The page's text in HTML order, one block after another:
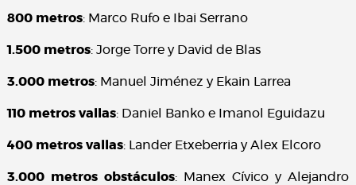
800 metros: Marco Rufo e Ibai Serrano
1.500 metros: Jorge Torre y David de Blas
3.000 metros: Manuel Jiménez y Ekain Larrea
110 metros vallas: Daniel Banko e Imanol Eguidazu
400 metros vallas: Lander Etxeberria y Alex Elcoro
3.000 metros obstáculos: Manex Cívico y Alejandro